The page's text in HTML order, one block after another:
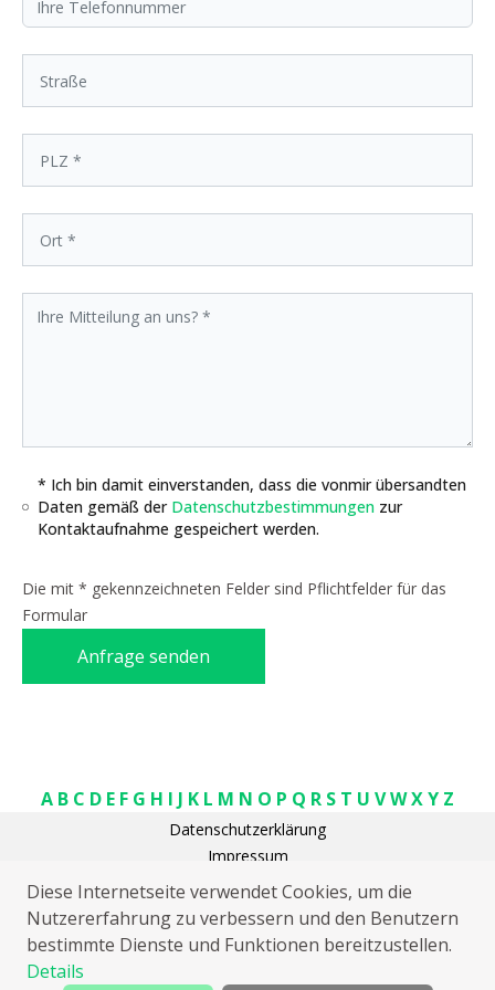
* Ich bin damit einverstanden, dass die vonmir übersandten
Daten gemäß der Datenschutzbestimmungen zur
Kontaktaufnahme gespeichert werden.
Die mit * gekennzeichneten Felder sind Pflichtfelder für das
Formular
Anfrage senden
A B C D E F G H I J K L M N O P Q R S T U VWXY Z
Datenschutzerklärung
Impressum
Schlüsseldienst Bad Harzburg Harlingerode
Elektriker Bad Harzburg Harlingerode
Kammerjäger Bad Harzburg Harlingerode
Diese Internetseite verwendet Cookies, um die
Nutzererfahrung zu verbessern und den Benutzern
bestimmte Dienste und Funktionen bereitzustellen.
Details